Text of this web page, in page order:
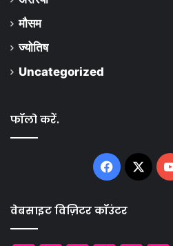
मौसम
ज्योतिष
Uncategorized
फॉलो करें.
Facebook
X
वेबसाइट विज़िटर कॉउंटर